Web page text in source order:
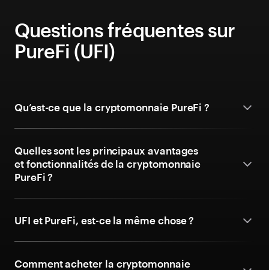
Questions fréquentes sur
PureFi (UFI)
Qu’est-ce que la cryptomonnaie PureFi ?
Quelles sont les principaux avantages
et fonctionnalités de la cryptomonnaie
PureFi ?
UFI et PureFi, est-ce la même chose ?
Comment acheter la cryptomonnaie